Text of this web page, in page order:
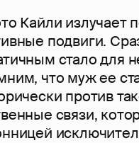
Кайли излучает
подвиги.
стало для
что муж ее
против
связи,